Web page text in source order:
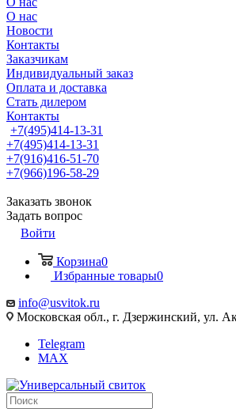
О нас
Новости
Контакты
Заказчикам
Индивидуальный заказ
Оплата и доставка
Стать дилером
Контакты
+7(495)414-13-31
+7(495)414-13-31
+7(916)416-51-70
+7(966)196-58-29
Заказать звонок
Задать вопрос
Войти
Корзина0
Избранные товары0
info@usvitok.ru
Московская обл., г. Дзержинский, ул.
Telegram
MAX